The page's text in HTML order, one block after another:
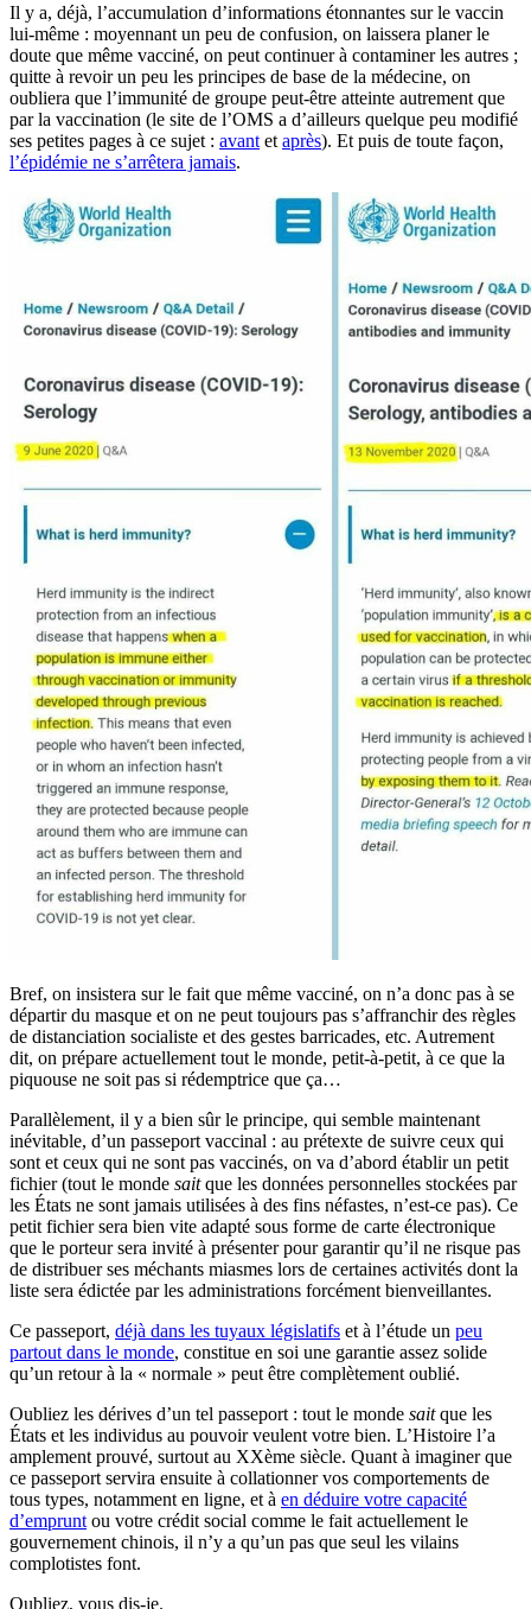
Il y a, déjà, l’accumulation d’informations étonnantes sur le vaccin
lui-même : moyennant un peu de confusion, on laissera planer le
doute que même vacciné, on peut continuer à contaminer les autres ;
quitte à revoir un peu les principes de base de la médecine, on
oubliera que l’immunité de groupe peut-être atteinte autrement que
par la vaccination (le site de l’OMS a d’ailleurs quelque peu modifié
ses petites pages à ce sujet : avant et après). Et puis de toute façon,
l’épidémie ne s’arrêtera jamais.
Bref, on insistera sur le fait que même vacciné, on n’a donc pas à se
départir du masque et on ne peut toujours pas s’affranchir des règles
de distanciation socialiste et des gestes barricades, etc. Autrement
dit, on prépare actuellement tout le monde, petit-à-petit, à ce que la
piquouse ne soit pas si rédemptrice que ça…
Parallèlement, il y a bien sûr le principe, qui semble maintenant
inévitable, d’un passeport vaccinal : au prétexte de suivre ceux qui
sont et ceux qui ne sont pas vaccinés, on va d’abord établir un petit
fichier (tout le monde saitque les données personnelles stockées par
les États ne sont jamais utilisées à des fins néfastes, n’est-ce pas). Ce
petit fichier sera bien vite adapté sous forme de carte électronique
que le porteur sera invité à présenter pour garantir qu’il ne risque pas
de distribuer ses méchants miasmes lors de certaines activités dont la
liste sera édictée par les administrations forcément bienveillantes.
Ce passeport, déjà dans les tuyaux législatifs et à l’étude un peu
partout dans le monde, constitue en soi une garantie assez solide
qu’un retour à la « normale » peut être complètement oublié.
Oubliez les dérives d’un tel passeport : tout le monde saitque les
États et les individus au pouvoir veulent votre bien. L’Histoire l’a
amplement prouvé, surtout au XXème siècle. Quant à imaginer que
ce passeport servira ensuite à collationner vos comportements de
tous types, notamment en ligne, et à en déduire votre capacité
d’emprunt ou votre crédit social comme le fait actuellement le
gouvernement chinois, il n’y a qu’un pas que seul les vilains
complotistes font.
Oubliez, vous dis-je.